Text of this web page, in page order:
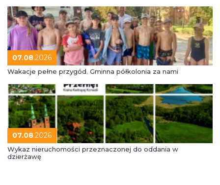
07.08.2026
Wakacje pełne przygód. Gminna półkolonia za nami
07.08.2026
Wykaz nieruchomości przeznaczonej do oddania w
dzierżawę